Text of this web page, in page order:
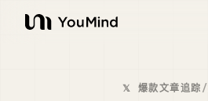
YouMind
𝕏 爆款文章追踪/